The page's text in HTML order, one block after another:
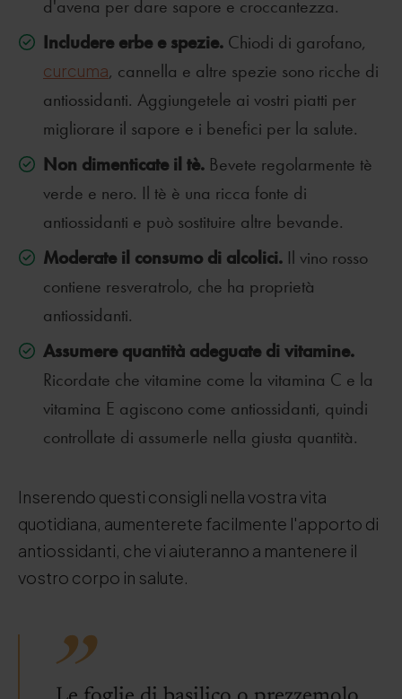
d'avena per dare sapore e croccantezza.
Includere erbe e spezie. Chiodi di garofano,
curcuma, cannella e altre spezie sono ricche di
antiossidanti. Aggiungetele ai vostri piatti per
migliorare il sapore e i benefici per la salute.
Non dimenticate il tè. Bevete regolarmente tè
verde e nero. Il tè è una ricca fonte di
antiossidanti e può sostituire altre bevande.
Moderate il consumo di alcolici. Il vino rosso
contiene resveratrolo, che ha proprietà
antiossidanti.
Assumere quantità adeguate di vitamine.
Ricordate che vitamine come la vitamina C e la
vitamina E agiscono come antiossidanti, quindi
controllate di assumerle nella giusta quantità.
Inserendo questi consigli nella vostra vita
quotidiana, aumenterete facilmente l'apporto di
antiossidanti, che vi aiuteranno a mantenere il
vostro corpo in salute.